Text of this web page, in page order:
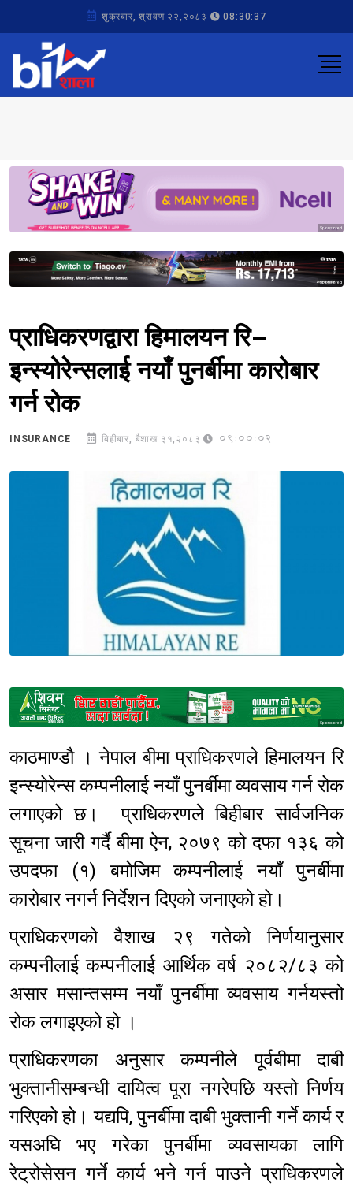
शुक्रबार, श्रावण २२,२०८३ 08:30:37
Sponsored
Sponsored
प्राधिकरणद्वारा हिमालयन रि–
इन्स्योरेन्सलाई नयाँ पुनर्बीमा कारोबार
गर्न रोक
INSURANCE बिहीबार, बैशाख ३१,२०८३ 09:00:02
Sponsored
काठमाण्डौ । नेपाल बीमा प्राधिकरणले हिमालयन रि
इन्स्योरेन्स कम्पनीलाई नयाँ पुनर्बीमा व्यवसाय गर्न रोक
लगाएको छ। प्राधिकरणले बिहीबार सार्वजनिक
सूचना जारी गर्दै बीमा ऐन, २०७९ को दफा १३६ को
उपदफा (१) बमोजिम कम्पनीलाई नयाँ पुनर्बीमा
कारोबार नगर्न निर्देशन दिएको जनाएको हो।
प्राधिकरणको वैशाख २९ गतेको निर्णयानुसार
कम्पनीलाई कम्पनीलाई आर्थिक वर्ष २०८२/८३ को
असार मसान्तसम्म नयाँ पुनर्बीमा व्यवसाय गर्नयस्तो
रोक लगाइएको हो ।
प्राधिकरणका अनुसार कम्पनीले पूर्वबीमा दाबी
भुक्तानीसम्बन्धी दायित्व पूरा नगरेपछि यस्तो निर्णय
गरिएको हो। यद्यपि, पुनर्बीमा दाबी भुक्तानी गर्ने कार्य र
यसअघि भए गरेका पुनर्बीमा व्यवसायका लागि
रेट्रोसेसन गर्ने कार्य भने गर्न पाउने प्राधिकरणले